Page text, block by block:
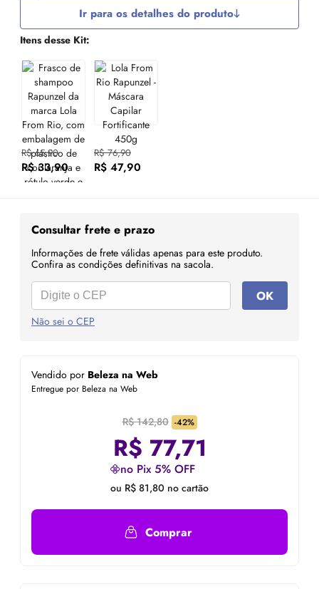
Ir para os detalhes do produto
Itens desse Kit:
R$ 65,90
R$ 33,90
R$ 76,90
R$ 47,90
Consultar frete e prazo
Informações de frete válidas apenas para este produto.
Confira as condições definitivas na sacola.
OK
Não sei o CEP
Vendido por Beleza na Web
Entregue por Beleza na Web
R$ 142,80 -42%
R$ 77,71
no Pix 5% OFF
ou R$ 81,80 no cartão
Comprar